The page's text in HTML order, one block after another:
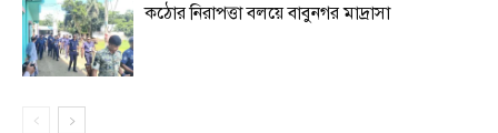
কঠোর নিরাপত্তা বলয়ে বাবুনগর মাদ্রাসা